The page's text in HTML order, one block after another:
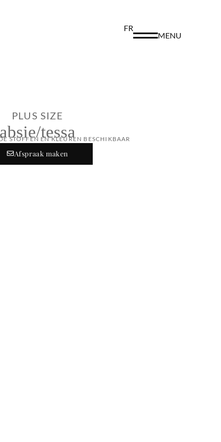
FR
MENU
PLUS SIZE
absie/tessa
STOFFEN EN KLEUREN BESCHIKBAAR
Afspraak maken